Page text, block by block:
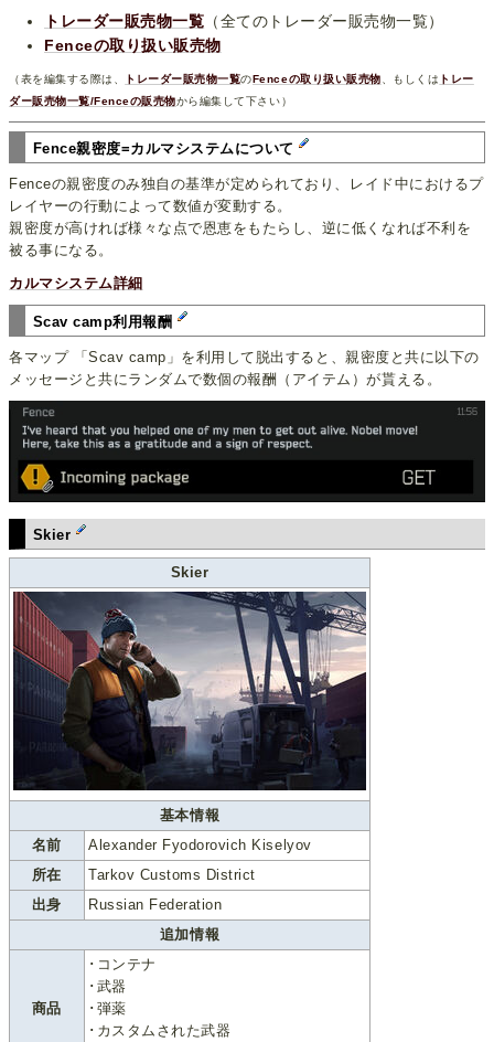
トレーダー販売物一覧 （全てのトレーダー販売物一覧）
Fenceの取り扱い販売物
（表を編集する際は、 トレーダー販売物一覧のFenceの取り扱い販売物 、もしくは トレー
ダー販売物一覧/Fenceの販売物から編集して下さい）
Fence親密度=カルマシステムについて
Fenceの親密度のみ独自の基準が定められており、レイド中におけるプ
レイヤーの行動によって数値が変動する。
親密度が高ければ様々な点で恩恵をもたらし、逆に低くなれば不利を
被る事になる。
カルマシステム詳細
Scav camp利用報酬
各マップ 「Scav camp」を利用して脱出すると、親密度と共に以下の
メッセージと共にランダムで数個の報酬（アイテム）が貰える。
Skier
Skier
基本情報
名前
Alexander Fyodorovich Kiselyov
所在
Tarkov Customs District
出身
Russian Federation
追加情報
商品
･コンテナ
･武器
･弾薬
･カスタムされた武器